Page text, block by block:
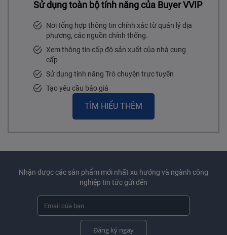
Sử dụng toàn bộ tính năng của Buyer VVIP
Nơi tổng hợp thông tin chính xác từ quản lý địa
phương, các nguồn chính thống.
Xem thông tin cấp độ sản xuất của nhà cung
cấp
Sử dụng tính năng Trò chuyện trực tuyến
Tạo yêu cầu báo giá
TÌM HIỂU THÊM
Nhận được các sản phẩm mới nhất xu hướng và ngành công
nghiệp tin tức gửi đến
Đăng ký ngay